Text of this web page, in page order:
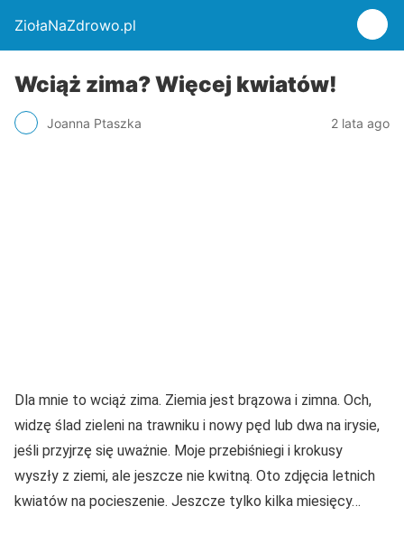
ZiołaNaZdrowo.pl
Wciąż zima? Więcej kwiatów!
Joanna Ptaszka 2 lata ago
Dla mnie to wciąż zima. Ziemia jest brązowa i zimna. Och,
widzę ślad zieleni na trawniku i nowy pęd lub dwa na irysie,
jeśli przyjrzę się uważnie. Moje przebiśniegi i krokusy
wyszły z ziemi, ale jeszcze nie kwitną. Oto zdjęcia letnich
kwiatów na pocieszenie. Jeszcze tylko kilka miesięcy…